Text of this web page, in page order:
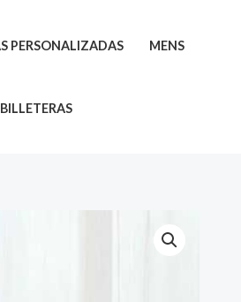
PERSONALIZADAS MENS
BILLETERAS